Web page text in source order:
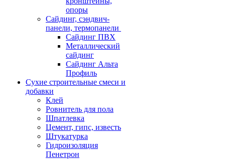
опоры
Cайдинг, сэндвич-
панели, термопанели
Сайдинг ПВХ
Металлический
сайдинг
Сайдинг Альта
Профиль
Сухие строительные смеси и
добавки
Клей
Ровнитель для пола
Шпатлевка
Цемент, гипс, известь
Штукатурка
Гидроизоляция
Пенетрон